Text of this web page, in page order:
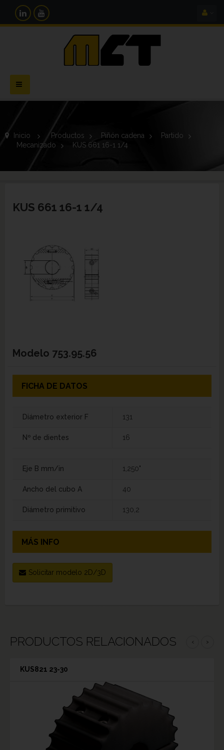
Navegación
Toggle
Inicio > Productos > Piñón cadena >
Partido
Mecanizado > KUS 661 16-1 1/4
KUS 661 16-1 1/4
Modelo 753.95.56
FICHA DE DATOS
Diámetro exterior F 131
Nº de dientes 16
Eje B mm/in 1,250"
Ancho del cubo A 40
Diámetro primitivo 130,2
MÁS INFO
Solicitar modelo 2D/3D
PRODUCTOS RELACIONADOS ‹ ›
KUS821 23-30